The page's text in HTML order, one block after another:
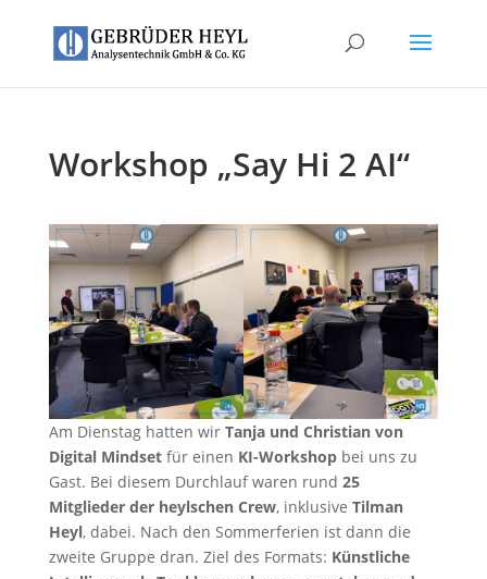
Workshop „Say Hi 2 AI“
Am Dienstag hatten wir Tanja und Christian von
Digital Mindsetfür einen KI-Workshopbei uns zu
Gast. Bei diesem Durchlauf waren rund 25
Mitglieder der heylschen Crew, inklusive Tilman
Heyl, dabei. Nach den Sommerferien ist dann die
zweite Gruppe dran. Ziel des Formats: Künstliche